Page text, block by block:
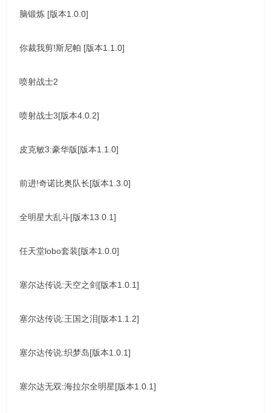
脑锻炼 [版本1.0.0]
你裁我剪!斯尼帕 [版本1.1.0]
喷射战士2
喷射战士3[版本4.0.2]
皮克敏3:豪华版[版本1.1.0]
前进!奇诺比奥队长[版本1.3.0]
全明星大乱斗[版本13.0.1]
任天堂lobo套装[版本1.0.0]
塞尔达传说:天空之剑[版本1.0.1]
塞尔达传说:王国之泪[版本1.1.2]
塞尔达传说:织梦岛[版本1.0.1]
塞尔达无双:海拉尔全明星[版本1.0.1]